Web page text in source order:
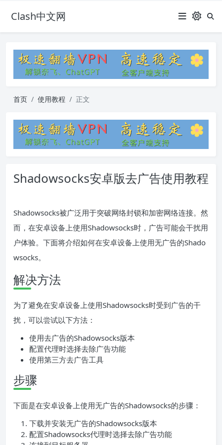
Clash中文网
首页 使用教程 正文
Shadowsocks安卓版去广告使用教程
Shadowsocks被广泛用于突破网络封锁和加密网络连接。然
而，在安卓设备上使用Shadowsocks时，广告可能会干扰用
户体验。下面将介绍如何在安卓设备上使用无广告的Shado
wsocks。
解决方法
为了避免在安卓设备上使用Shadowsocks时受到广告的干
扰，可以尝试以下方法：
使用去广告的Shadowsocks版本
配置代理时选择去除广告功能
使用第三方去广告工具
步骤
下面是在安卓设备上使用无广告的Shadowsocks的步骤：
下载并安装无广告的Shadowsocks版本
配置Shadowsocks代理时选择去除广告功能